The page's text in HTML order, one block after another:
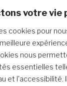
votre vie
cookies pour
nous
essentielles
et l'accessibilité.
ans de la